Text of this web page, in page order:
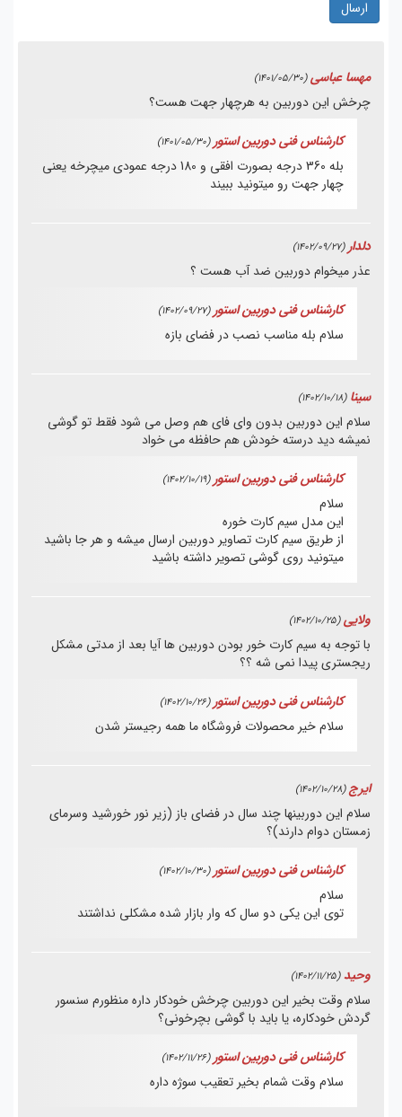
ارسال
مهسا عباسی (1401/05/30)
چرخش این دوربین به هرچهار جهت هست؟
کارشناس فنی دوربین استور (1401/05/30)
بله 360 درجه بصورت افقی و 180 درجه عمودی میچرخه یعنی
چهار جهت رو میتونید ببیند
دلدار (1402/09/27)
عذر میخوام دوربین ضد آب هست ؟
کارشناس فنی دوربین استور (1402/09/27)
سلام بله مناسب نصب در فضای بازه
سینا (1402/10/18)
سلام این دوربین بدون وای فای هم وصل می شود فقط تو گوشی
نمیشه دید درسته خودش هم حافظه می خواد
کارشناس فنی دوربین استور (1402/10/19)
سلام
این مدل سیم کارت خوره
از طریق سیم کارت تصاویر دوربین ارسال میشه و هر جا باشید
میتونید روی گوشی تصویر داشته باشید
ولایی (1402/10/25)
با توجه به سیم کارت خور بودن دوربین ها آیا بعد از مدتی مشکل
ریجستری پیدا نمی شه ؟؟
کارشناس فنی دوربین استور (1402/10/26)
سلامخیر محصولات فروشگاه ما همه رجیستر شدن
ایرج (1402/10/28)
سلام این دوربینها چند سال در فضای باز (زیر نور خورشید وسرمای
زمستان دوام دارند)؟
کارشناس فنی دوربین استور (1402/10/30)
سلام
توی این یکی دو سال که وار بازار شده مشکلی نداشتند
وحید (1402/11/25)
سلام وقت بخیر این دوربین چرخش خودکار داره منظورم سنسور
گردش خودکاره، یا باید با گوشی بچرخونی؟
کارشناس فنی دوربین استور (1402/11/26)
سلام وقت شمام بخیر تعقیب سوژه داره